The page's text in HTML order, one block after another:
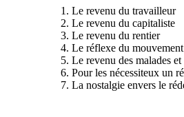
1. Le revenu du travailleur
2. Le revenu du capitaliste
3. Le revenu du rentier
4. Le réflexe du
5. Le revenu des malades et
6. Pour les nécessiteux un
7. La nostalgie envers le